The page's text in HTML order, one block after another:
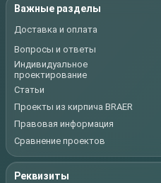
Важные разделы
Доставка и оплата
Вопросы и ответы
Индивидуальное
проектирование
Статьи
Проекты из кирпича BRAER
Правовая информация
Сравнение проектов
Реквизиты